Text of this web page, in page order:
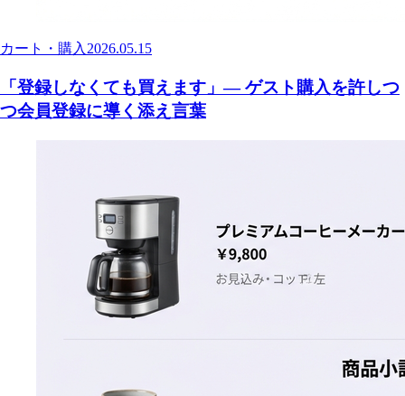
カート・購入 2026.05.15
「登録しなくても買えます」— ゲスト購入を許しつ
つ会員登録に導く添え言葉